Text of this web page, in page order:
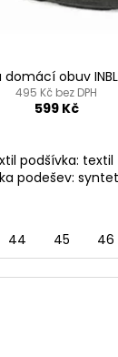
domácí obuv
495 Kč bez DPH
599 Kč
podšívka:
podešev:
44 45 46